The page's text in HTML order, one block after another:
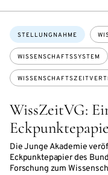
WissZeitVG:
Die Junge Akademie
Eckpunktepapier des
Forschung zum
Themen:
STELLUNGNAHME
WISSENSCHAFTSSYSTEM